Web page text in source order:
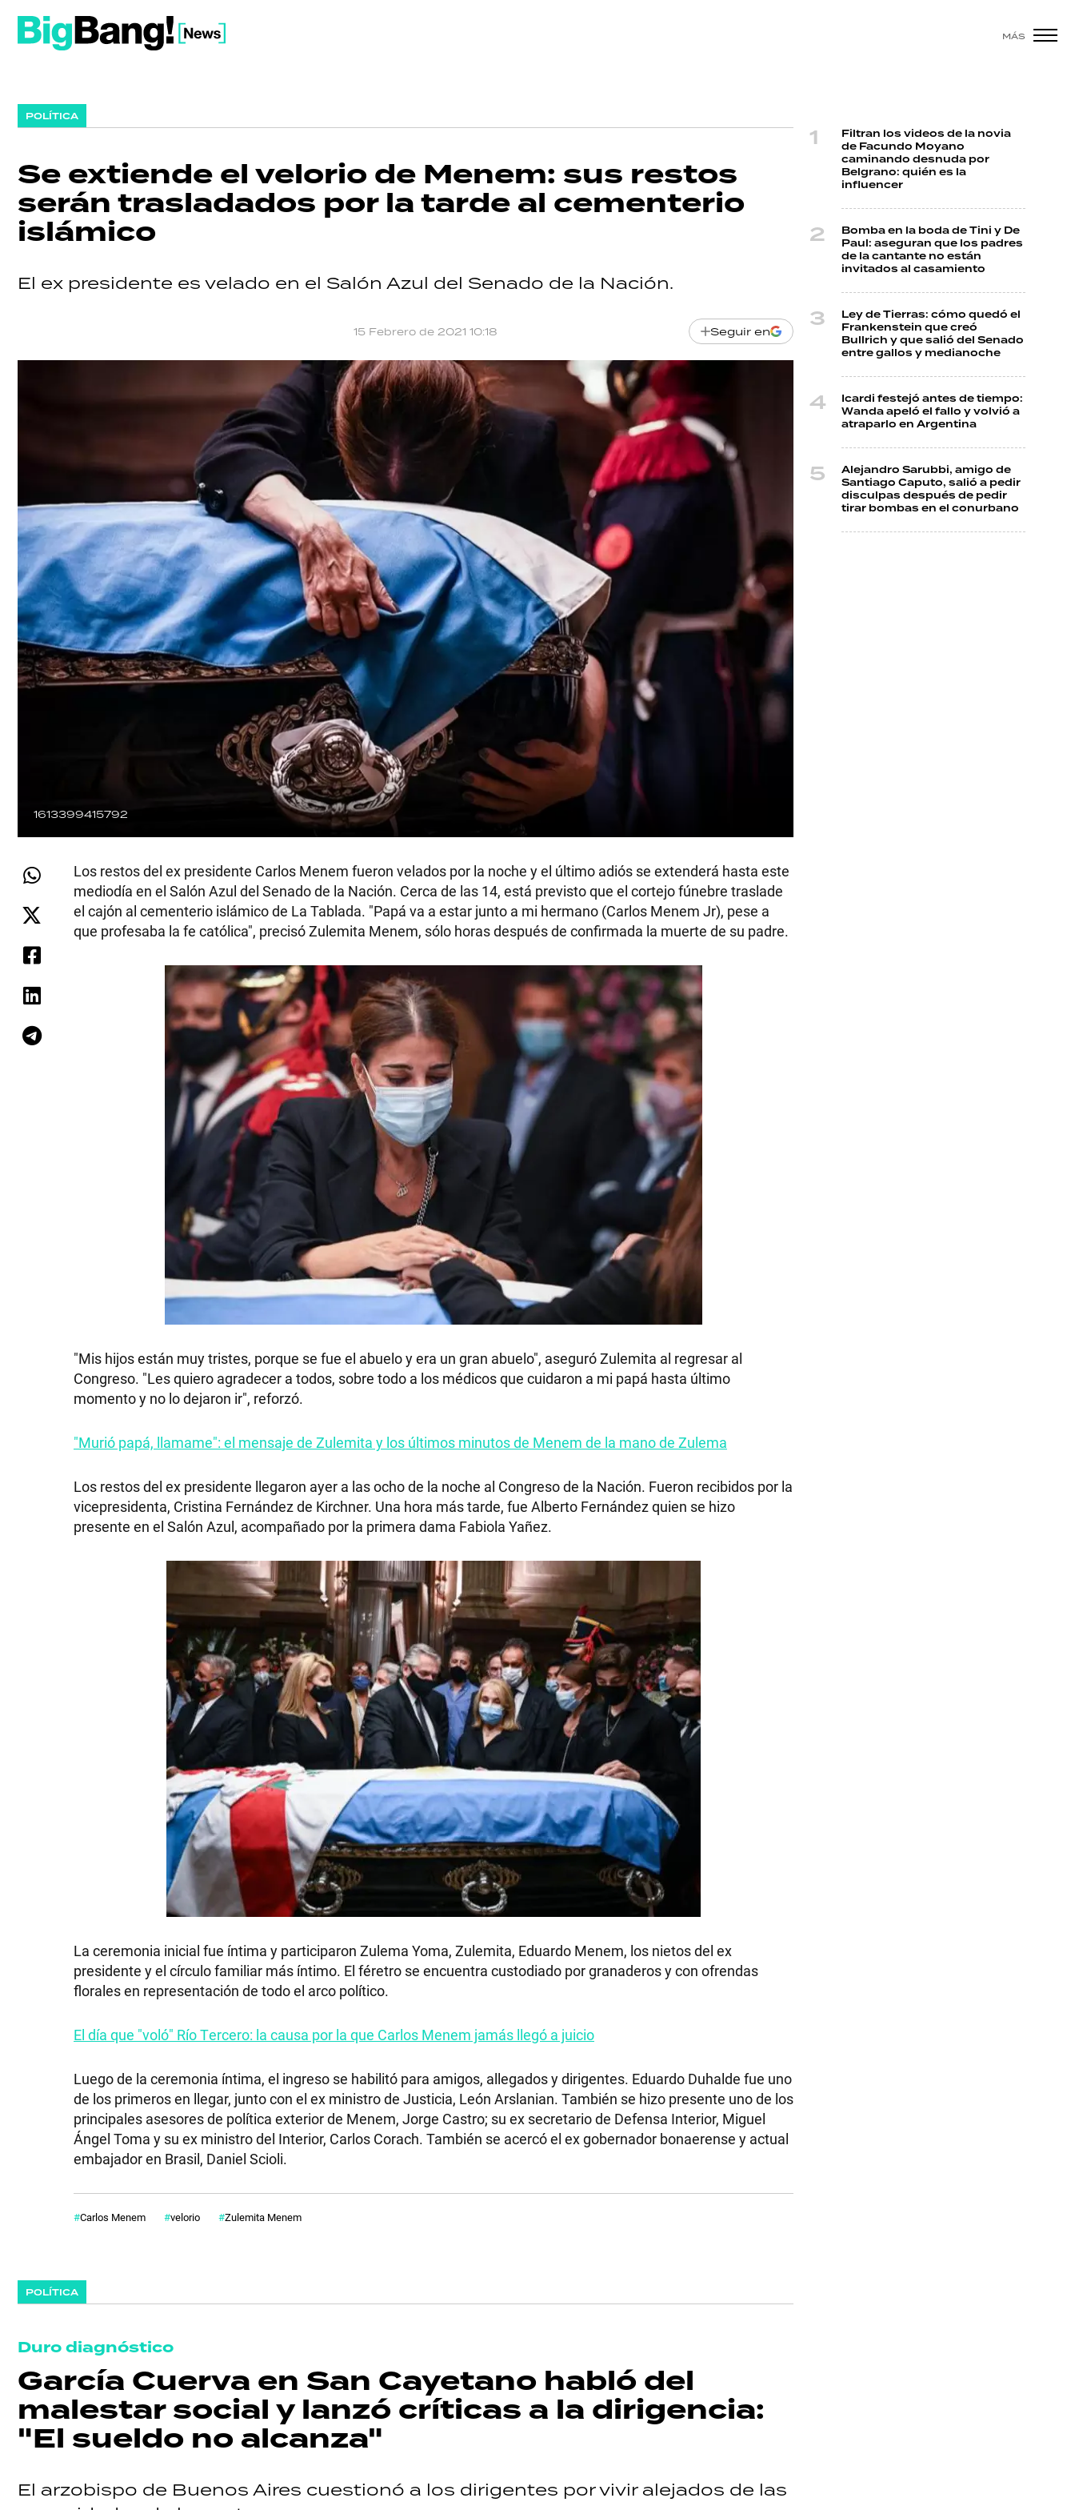
MÁS
POLÍTICA
Se extiende el velorio de Menem: sus restos
serán trasladados por la tarde al cementerio
islámico
El ex presidente es velado en el Salón Azul del Senado de la Nación.
15 Febrero de 2021 10:18 Seguir en
1613399415792
Los restos del ex presidente Carlos Menem fueron velados por la noche y el último adiós se extenderá hasta este
mediodía en el Salón Azul del Senado de la Nación. Cerca de las 14, está previsto que el cortejo fúnebre traslade
el cajón al cementerio islámico de La Tablada. "Papá va a estar junto a mi hermano (Carlos Menem Jr), pese a
que profesaba la fe católica", precisó Zulemita Menem, sólo horas después de confirmada la muerte de su padre.
"Mis hijos están muy tristes, porque se fue el abuelo y era un gran abuelo", aseguró Zulemita al regresar al
Congreso. "Les quiero agradecer a todos, sobre todo a los médicos que cuidaron a mi papá hasta último
momento y no lo dejaron ir", reforzó.
"Murió papá, llamame": el mensaje de Zulemita y los últimos minutos de Menem de la mano de Zulema
Los restos del ex presidente llegaron ayer a las ocho de la noche al Congreso de la Nación. Fueron recibidos por la
vicepresidenta, Cristina Fernández de Kirchner. Una hora más tarde, fue Alberto Fernández quien se hizo
presente en el Salón Azul, acompañado por la primera dama Fabiola Yañez.
La ceremonia inicial fue íntima y participaron Zulema Yoma, Zulemita, Eduardo Menem, los nietos del ex
presidente y el círculo familiar más íntimo. El féretro se encuentra custodiado por granaderos y con ofrendas
florales en representación de todo el arco político.
El día que "voló" Río Tercero: la causa por la que Carlos Menem jamás llegó a juicio
Luego de la ceremonia íntima, el ingreso se habilitó para amigos, allegados y dirigentes. Eduardo Duhalde fue uno
de los primeros en llegar, junto con el ex ministro de Justicia, León Arslanian. También se hizo presente uno de los
principales asesores de política exterior de Menem, Jorge Castro; su ex secretario de Defensa Interior, Miguel
Ángel Toma y su ex ministro del Interior, Carlos Corach. También se acercó el ex gobernador bonaerense y actual
embajador en Brasil, Daniel Scioli.
Carlos Menem velorio Zulemita Menem
POLÍTICA
Duro diagnóstico
García Cuerva en San Cayetano habló del
malestar social y lanzó críticas a la dirigencia:
"El sueldo no alcanza"
El arzobispo de Buenos Aires cuestionó a los dirigentes por vivir alejados de las
Filtran los videos de la novia
de Facundo Moyano
caminando desnuda por
Belgrano: quién es la
influencer
Bomba en la boda de Tini y De
Paul: aseguran que los padres
de la cantante no están
invitados al casamiento
Ley de Tierras: cómo quedó el
Frankenstein que creó
Bullrich y que salió del Senado
entre gallos y medianoche
Icardi festejó antes de tiempo:
Wanda apeló el fallo y volvió a
atraparlo en Argentina
Alejandro Sarubbi, amigo de
Santiago Caputo, salió a pedir
disculpas después de pedir
tirar bombas en el conurbano
SHOW
POLÍTICA
ACTUALIDAD
POLICIALES
ECONOMÍA
HERMANO
SALUD
DEPORTES
TECNOLOGÍA
RECETAS
PALABRAS
HORÓSCOPO
Seguinos